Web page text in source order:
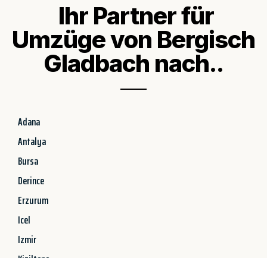
Ihr Partner für
Umzüge von Bergisch
Gladbach nach..
Adana
Antalya
Bursa
Derince
Erzurum
Icel
Izmir